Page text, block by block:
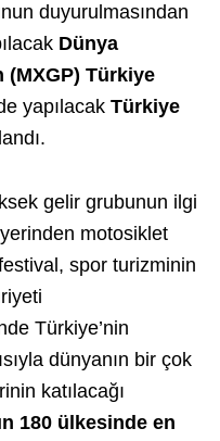
duyurulmasından
Dünya
(MXGP) Türkiye
yapılacak Türkiye
gelir grubunun ilgi
motosiklet
spor turizminin
Türkiye’nin
dünyanın bir çok
katılacağı
180 ülkesinde en